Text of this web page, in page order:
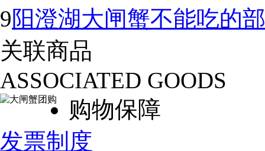
9阳澄湖大闸蟹不能吃的
关联商品
ASSOCIATED GOODS
购物保障
发票制度